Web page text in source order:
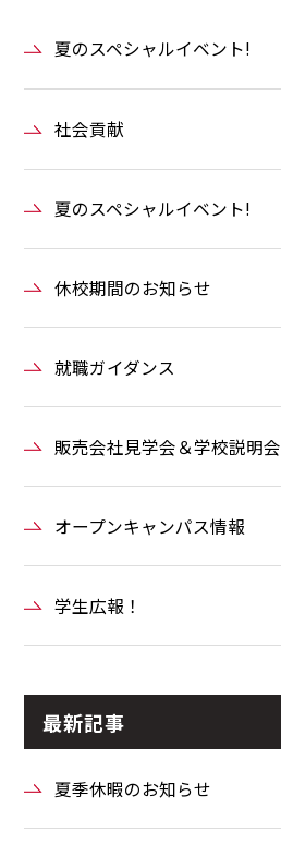
夏のスペシャルイベント!
社会貢献
夏のスペシャルイベント!
休校期間のお知らせ
就職ガイダンス
販売会社見学会＆学校説明会
オープンキャンパス情報
学生広報！
最新記事
夏季休暇のお知らせ